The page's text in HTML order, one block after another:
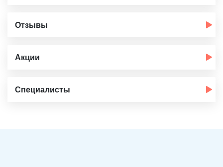
Отзывы
Акции
Специалисты